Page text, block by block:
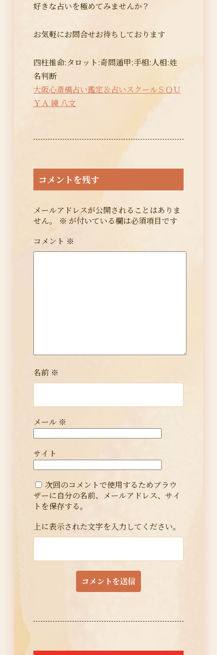
好きな占いを極めてみませんか？
お気軽にお問合せお待ちしております
四柱推命:タロット:奇問遁甲:手相:人相:姓
名判断
大阪心斎橋占い鑑定＆占いスクールＳＯＵ
ＹＡ 練 八文
コメントを残す
メールアドレスが公開されることはありま
せん。
※ が付いている欄は必須項目です
コメント ※
名前 ※
メール ※
サイト
次回のコメントで使用するためブラウ
ザーに自分の名前、メールアドレス、サイ
トを保存する。
上に表示された文字を入力してください。